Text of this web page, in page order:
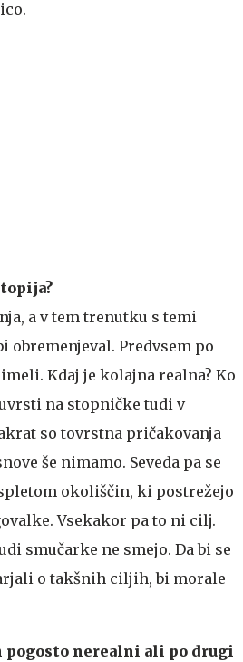
a v tem trenutku s temi
obremenjeval. Predvsem po
Kdaj je kolajna realna? Ko
na stopničke tudi v
so tovrstna pričakovanja
še nimamo. Seveda pa se
okoliščin, ki postrežejo
Vsekakor pa to ni cilj.
smučarke ne smejo. Da bi se
o takšnih ciljih, bi morale
pogosto nerealni ali po drugi